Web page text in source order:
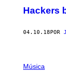
Hackers
04.10.18 POR
Música